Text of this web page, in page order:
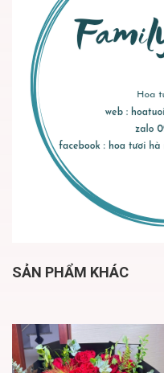
SẢN PHẨM KHÁC